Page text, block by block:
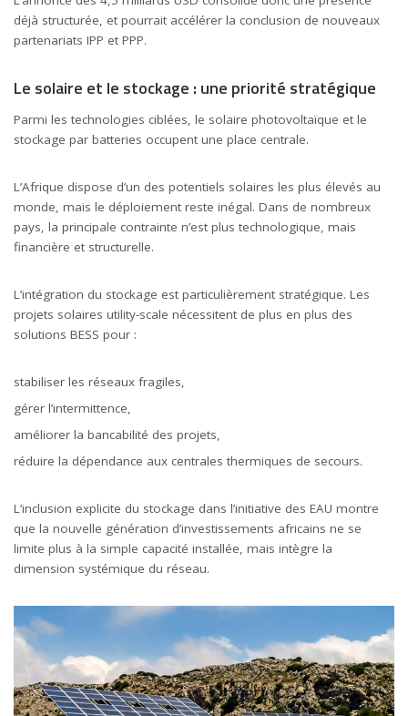
déjà structurée, et pourrait accélérer la conclusion de nouveaux
partenariats IPP et PPP.
Le solaire et le stockage : une priorité stratégique
Parmi les technologies ciblées, le solaire photovoltaïque et le
stockage par batteries occupent une place centrale.
L’Afrique dispose d’un des potentiels solaires les plus élevés au
monde, mais le déploiement reste inégal. Dans de nombreux
pays, la principale contrainte n’est plus technologique, mais
financière et structurelle.
L’intégration du stockage est particulièrement stratégique. Les
projets solaires utility-scale nécessitent de plus en plus des
solutions BESS pour :
stabiliser les réseaux fragiles,
gérer l’intermittence,
améliorer la bancabilité des projets,
réduire la dépendance aux centrales thermiques de secours.
L’inclusion explicite du stockage dans l’initiative des EAU montre
que la nouvelle génération d’investissements africains ne se
limite plus à la simple capacité installée, mais intègre la
dimension systémique du réseau.